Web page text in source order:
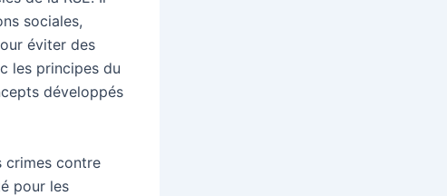
sociales,
éviter des
les principes du
développés
crimes contre
pour les